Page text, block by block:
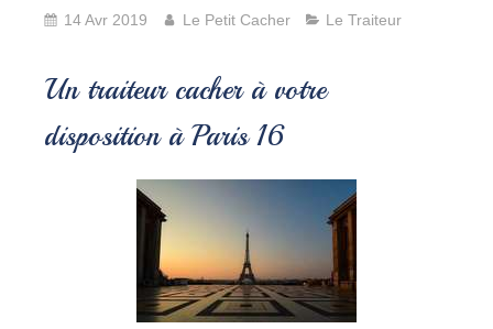
14 Avr 2019 Le Petit Cacher Le Traiteur
Un traiteur cacher à votre
disposition à Paris 16